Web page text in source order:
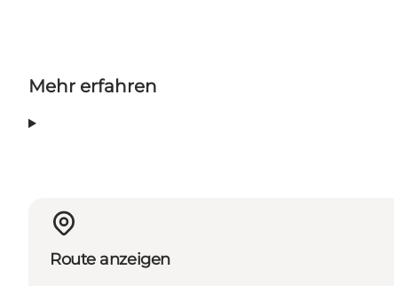
Mehr erfahren
Route anzeigen